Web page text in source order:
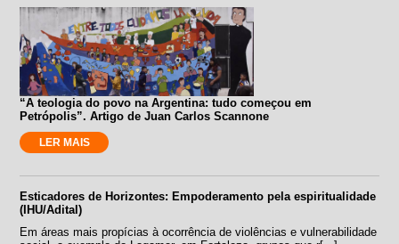
“A teologia do povo na Argentina: tudo começou em
Petrópolis”. Artigo de Juan Carlos Scannone
LER MAIS
Esticadores de Horizontes: Empoderamento pela espiritualidade
(IHU/Adital)
Em áreas mais propícias à ocorrência de violências e vulnerabilidade